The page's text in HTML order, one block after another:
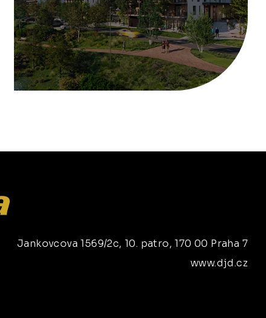
Jankovcova 1569/2c, 10. patro, 170 00 Praha 7
www.djd.cz